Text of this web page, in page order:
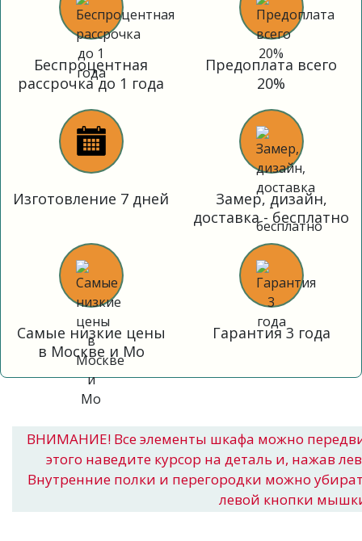
Беспроцентная
рассрочка до 1 года
Предоплата всего
20%
Изготовление 7 дней
Замер, дизайн,
доставка - бесплатно
Самые низкие цены
в Москве и Мо
Гарантия 3 года
ВНИМАНИЕ! Все элементы шкафа можно
этого наведите курсор на деталь и, нажав
Внутренние полки и перегородки можно
левой кнопки